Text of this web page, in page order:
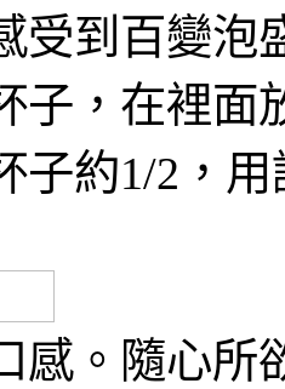
受到百變泡
子，在裡面
子約1/2，
感。隨心所